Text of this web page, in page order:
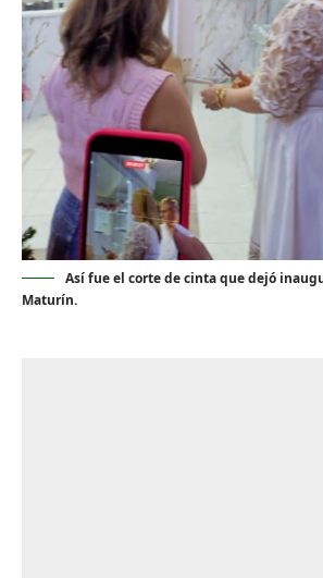
Así fue el corte de cinta que dejó
Maturín.